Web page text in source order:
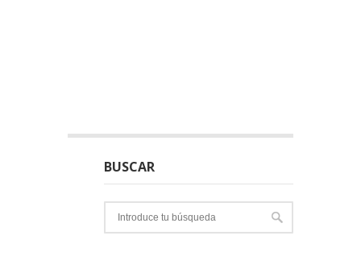
BUSCAR